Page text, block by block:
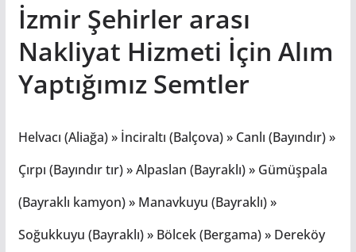
İzmir Şehirler arası
Nakliyat Hizmeti İçin Alım
Yaptığımız Semtler
Helvacı (Aliağa) » İnciraltı (Balçova) » Canlı (Bayındır) »
Çırpı (Bayındır tır) » Alpaslan (Bayraklı) » Gümüşpala
(Bayraklı kamyon) » Manavkuyu (Bayraklı) »
Soğukkuyu (Bayraklı) » Bölcek (Bergama) » Dereköy